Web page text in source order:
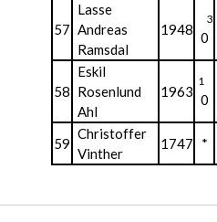
57
Lasse
Andreas
Ramsdal
1948
3
0
58
Eskil
Rosenlund
Ahl
1963
1
0
59
Christoffer
Vinther
1747 *